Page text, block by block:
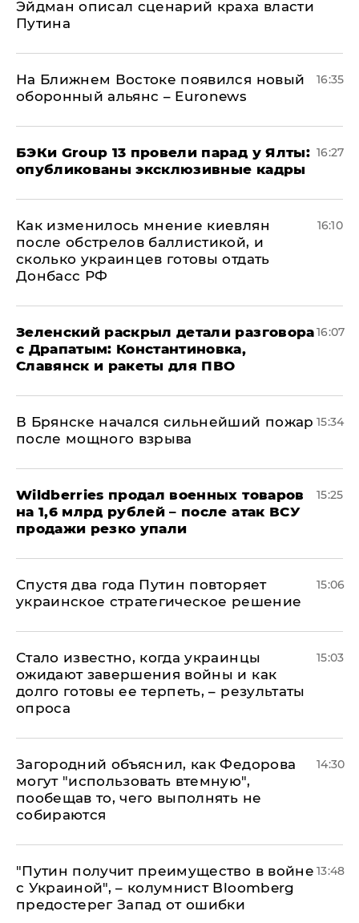
Эйдман описал сценарий краха власти
Путина
На Ближнем Востоке появился новый
оборонный альянс – Euronews
16:35
​БЭКи Group 13 провели парад у Ялты:
опубликованы эксклюзивные кадры
16:27
Как изменилось мнение киевлян
после обстрелов баллистикой, и
сколько украинцев готовы отдать
Донбасс РФ
16:10
​Зеленский раскрыл детали разговора
с Драпатым: Константиновка,
Славянск и ракеты для ПВО
16:07
В Брянске начался сильнейший пожар
после мощного взрыва
15:34
​Wildberries продал военных товаров
на 1,6 млрд рублей – после атак ВСУ
продажи резко упали
15:25
Спустя два года Путин повторяет
украинское стратегическое решение
15:06
Стало известно, когда украинцы
ожидают завершения войны и как
долго готовы ее терпеть, – результаты
опроса
15:03
Загородний объяснил, как Федорова
могут "использовать втемную",
пообещав то, чего выполнять не
собираются
14:30
"Путин получит преимущество в войне
с Украиной", – колумнист Bloomberg
предостерег Запад от ошибки
13:48